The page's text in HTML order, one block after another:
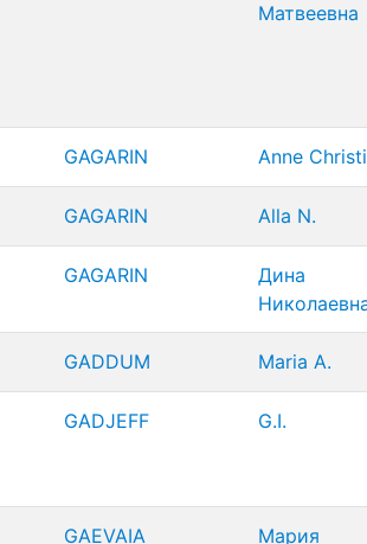
Матвеевна
GAGARIN Anne
GAGARIN Alla N.
GAGARIN
Дина
GADDUM Maria A.
GADJEFF G.I.
GAEVAIA Мария